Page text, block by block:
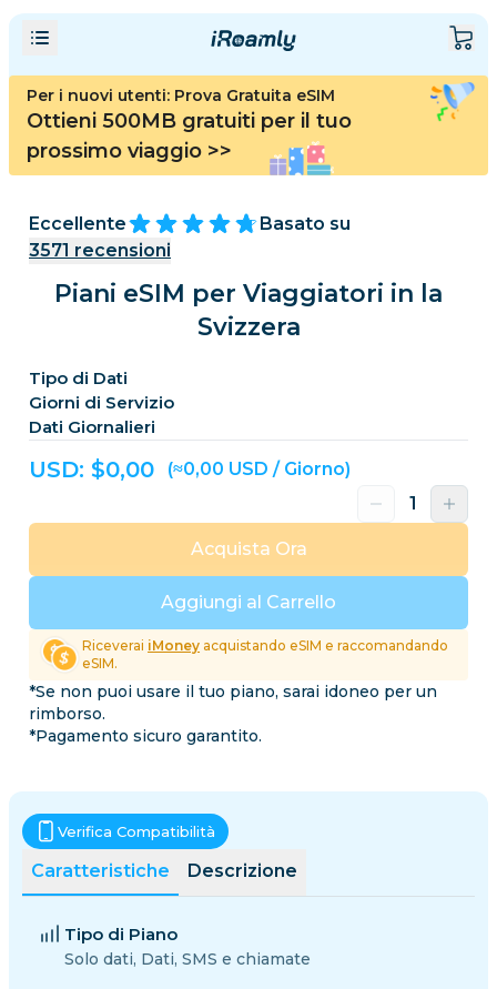
Per i nuovi utenti: Prova Gratuita eSIM
Ottieni 500MB gratuiti per il tuo
prossimo viaggio >>
Eccellente
Basato su
3571 recensioni
Piani eSIM per Viaggiatori in la
Svizzera
Tipo di Dati
Giorni di Servizio
Dati Giornalieri
USD: $0,00 (≈0,00 USD / Giorno)
Aggiungi al Carrello
Acquista Ora
Riceverai iMoney acquistando eSIM e raccomandando
eSIM.
*Se non puoi usare il tuo piano, sarai idoneo per un
rimborso.
*Pagamento sicuro garantito.
Caratteristiche Descrizione
Verifica Compatibilità
Tipo di Piano
Solo dati, Dati, SMS e chiamate